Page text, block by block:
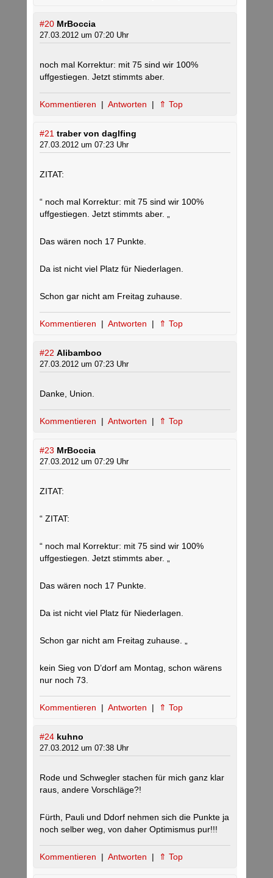
#20 MrBoccia
27.03.2012 um 07:20 Uhr
noch mal Korrektur: mit 75 sind wir 100%
uffgestiegen. Jetzt stimmts aber.
Kommentieren | Antworten | ⇑ Top
#21 traber von daglfing
27.03.2012 um 07:23 Uhr
ZITAT:
“ noch mal Korrektur: mit 75 sind wir 100%
uffgestiegen. Jetzt stimmts aber. „
Das wären noch 17 Punkte.
Da ist nicht viel Platz für Niederlagen.
Schon gar nicht am Freitag zuhause.
Kommentieren | Antworten | ⇑ Top
#22 Alibamboo
27.03.2012 um 07:23 Uhr
Danke, Union.
Kommentieren | Antworten | ⇑ Top
#23 MrBoccia
27.03.2012 um 07:29 Uhr
ZITAT:
“ ZITAT:
“ noch mal Korrektur: mit 75 sind wir 100%
uffgestiegen. Jetzt stimmts aber. „
Das wären noch 17 Punkte.
Da ist nicht viel Platz für Niederlagen.
Schon gar nicht am Freitag zuhause. „
kein Sieg von D’dorf am Montag, schon wärens
nur noch 73.
Kommentieren | Antworten | ⇑ Top
#24 kuhno
27.03.2012 um 07:38 Uhr
Rode und Schwegler stachen für mich ganz klar
raus, andere Vorschläge?!
Fürth, Pauli und Ddorf nehmen sich die Punkte ja
noch selber weg, von daher Optimismus pur!!!
Kommentieren | Antworten | ⇑ Top